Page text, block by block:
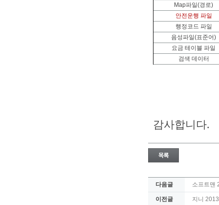
Map파일(경로)
안전운행 파일
행정코드 파일
음성파일(표준어)
요금 테이블 파일
검색 데이터
감사합니다.
다음글 소프트맨
이전글 지니